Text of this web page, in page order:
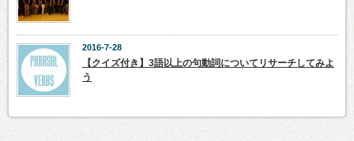
2016-7-28
【クイズ付き】3語以上の句動詞についてリサーチしてみよ
う